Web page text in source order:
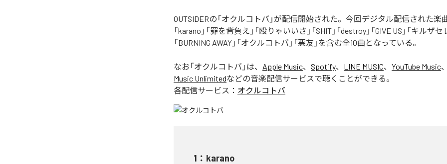
OUTSIDERの「オクルコトバ」が配信開始された。今回デジタル配信された楽
「karano」「罪を背負え」「殴りゃいいさ」「SHIT」「destroy」「GIVE US」「キルザセ
「BURNING AWAY」「オクルコトバ」「悪友」を含む全10曲となっている。
なお「オクルコトバ 」は、 Apple Music、 Spotify、 LINE MUSIC、 YouTube Music、
Music Unlimitedなどの音楽配信サービスで聴くことができる。
各配信サービス： オクルコトバ
1 ： karano